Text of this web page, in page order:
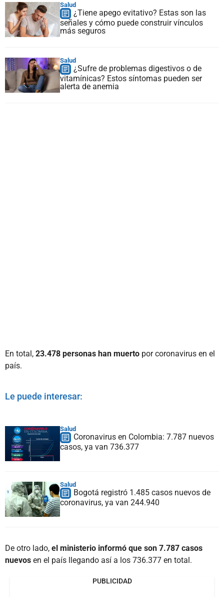
Salud
¿Tiene apego evitativo? Estas son las
señales y cómo puede construir vínculos
más seguros
Salud
¿Sufre de problemas digestivos o de
vitamínicas? Estos síntomas pueden ser
alerta de anemia
En total, 23.478 personas han muerto por coronavirus en el
país.
Le puede interesar:
Salud
Coronavirus en Colombia: 7.787 nuevos
casos, ya van 736.377
Salud
Bogotá registró 1.485 casos nuevos de
coronavirus, ya van 244.940
De otro lado, el ministerio informó que son 7.787 casos
nuevos en el país llegando así a los 736.377 en total.
PUBLICIDAD